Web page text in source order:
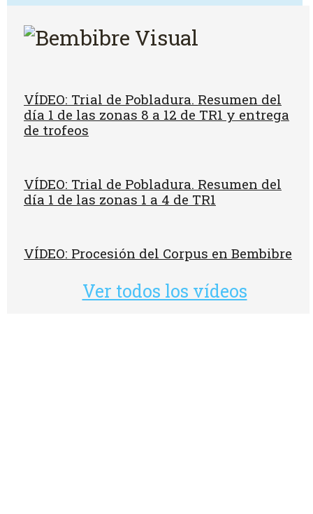
VÍDEO: Trial de Pobladura. Resumen del
día 1 de las zonas 8 a 12 de TR1 y entrega
de trofeos
VÍDEO: Trial de Pobladura. Resumen del
día 1 de las zonas 1 a 4 de TR1
VÍDEO: Procesión del Corpus en Bembibre
Ver todos los vídeos